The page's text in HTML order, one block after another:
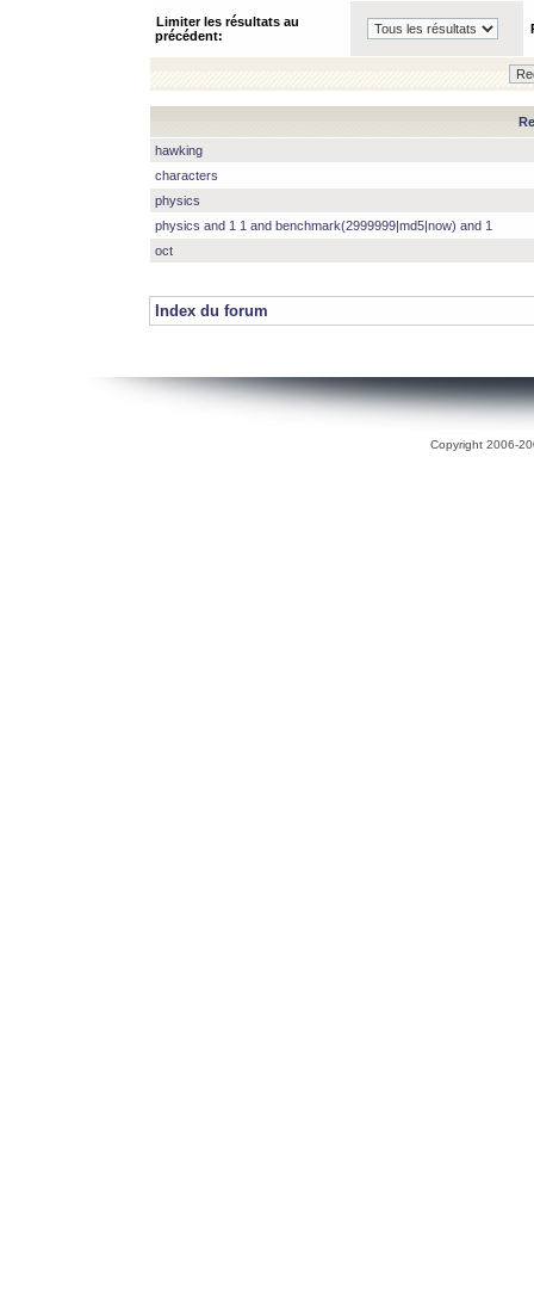
Limiter les résultats au
précédent:
hawking
characters
physics
physics and 1 1 and benchmark(2999999|md5|now) and 1
oct
Index du forum
Copyright 2006-